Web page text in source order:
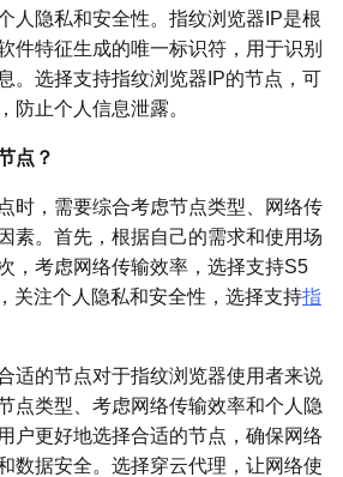
隐私和安全性。指纹浏览器IP是根
件特征生成的唯一标识符，用于识别
。选择支持指纹浏览器IP的节点，可
防止个人信息泄露。
点？
，需要综合考虑节点类型、网络传
素。首先，根据自己的需求和使用场
，考虑网络传输效率，选择支持S5
关注个人隐私和安全性，选择支持指
的节点对于指纹浏览器使用者来说
点类型、考虑网络传输效率和个人隐
户更好地选择合适的节点，确保网络
数据安全。选择穿云代理，让网络使